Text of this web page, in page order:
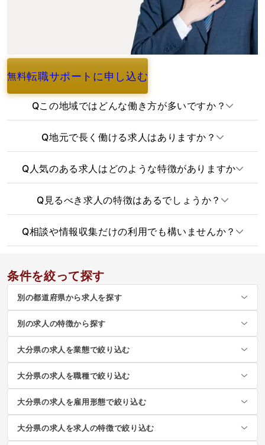
無料転職サポートに申し込む
よくあるご質問
Qこの地域ではどんな働き方が多いですか？
Q地元で長く働ける求人はありますか？
Q人気のある求人はどのような特徴がありますか
Q 見るべき求人の特徴はあるでしょうか？
Q相談や情報収集だけの利用でも構いませんか？
条件を絞って探す
別の都道府県から求人を探す
別の求人の特徴から探す
大分県の求人を業態で絞り込む
大分県の求人を職種で絞り込む
大分県の求人を雇用形態で絞り込む
大分県の求人を求人の特徴で絞り込む